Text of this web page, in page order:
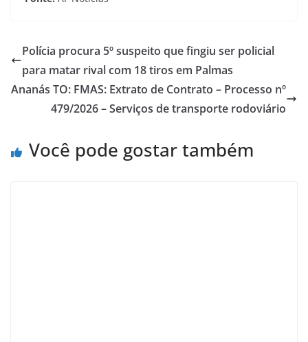
Polícia procura 5º suspeito que fingiu ser policial
para matar rival com 18 tiros em Palmas
Ananás TO: FMAS: Extrato de Contrato – Processo nº
479/2026 – Serviços de transporte rodoviário
Você pode gostar também